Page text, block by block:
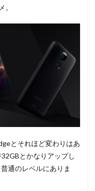
。
とそれほど変わりはあ
とかなりアップし
通のレベルにありま